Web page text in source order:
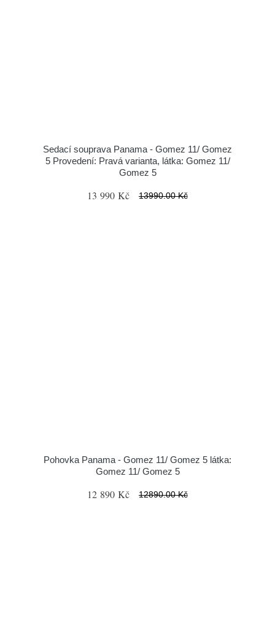
Sedací souprava Panama - Gomez 11/ Gomez
5 Provedení: Pravá varianta, látka: Gomez 11/
Gomez 5
13 990 Kč 13990.00 Kč
Pohovka Panama - Gomez 11/ Gomez 5 látka:
Gomez 11/ Gomez 5
12 890 Kč 12890.00 Kč